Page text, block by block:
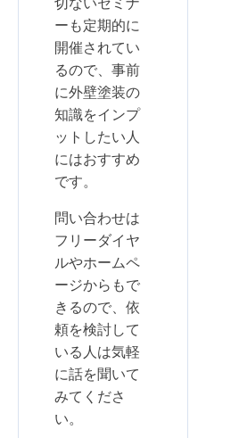
ーも定期的に
開催されてい
るので、事前
に外壁塗装の
知識をインプ
ットしたい人
にはおすすめ
です。
問い合わせは
フリーダイヤ
ルやホームペ
ージからもで
きるので、依
頼を検討して
いる人は気軽
に話を聞いて
みてくださ
い。